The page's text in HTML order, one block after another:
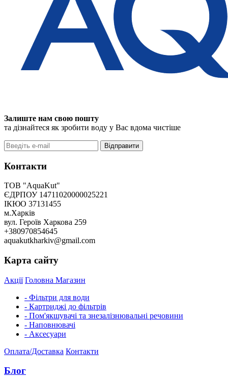
Залиште нам свою пошту
та дізнайтеся як зробити воду у Вас вдома чистіше
Відправити
Контакти
ТОВ "AquaKut"
ЄДРПОУ 14711020000025221
ІКЮО 37131455
м.Харків
вул. Героїв Харкова 259
+380970854645
aquakutkharkiv@gmail.com
Карта сайту
Акції Головна Магазин
- Фільтри для води
- Картриджі до фільтрів
- Пом'якшувачі та знезалізнювальні речовини
- Наповнювачі
- Аксесуари
Оплата/Доставка Контакти
Блог